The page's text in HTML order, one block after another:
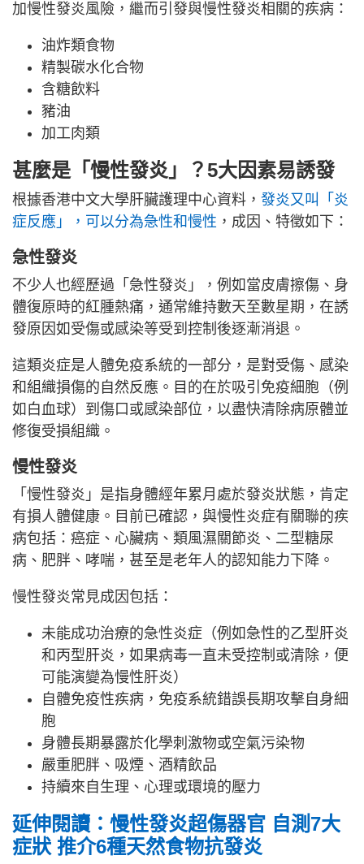
加慢性發炎風險，繼而引發與慢性發炎相關的疾病：
油炸類食物
精製碳水化合物
含糖飲料
豬油
加工肉類
甚麼是「慢性發炎」？5大因素易誘發
根據香港中文大學肝臟護理中心資料， 發炎又叫「炎
症反應」，可以分為急性和慢性 ，成因、特徵如下：
急性發炎
不少人也經歷過「急性發炎」，例如當皮膚擦傷、身
體復原時的紅腫熱痛，通常維持數天至數星期，在誘
發原因如受傷或感染等受到控制後逐漸消退。
這類炎症是人體免疫系統的一部分，是對受傷、感染
和組織損傷的自然反應。目的在於吸引免疫細胞（例
如白血球）到傷口或感染部位，以盡快清除病原體並
修復受損組織。
慢性發炎
「慢性發炎」是指身體經年累月處於發炎狀態，肯定
有損人體健康。目前已確認，與慢性炎症有關聯的疾
病包括：癌症、心臟病、類風濕關節炎、二型糖尿
病、肥胖、哮喘，甚至是老年人的認知能力下降。
慢性發炎常見成因包括：
未能成功治療的急性炎症（例如急性的乙型肝炎
和丙型肝炎，如果病毒一直未受控制或清除，便
可能演變為慢性肝炎）
自體免疫性疾病，免疫系統錯誤長期攻擊自身細
胞
身體長期暴露於化學刺激物或空氣污染物
嚴重肥胖、吸煙、酒精飲品
持續來自生理、心理或環境的壓力
延伸閱讀：慢性發炎超傷器官 自測7大
症狀 推介6種天然食物抗發炎